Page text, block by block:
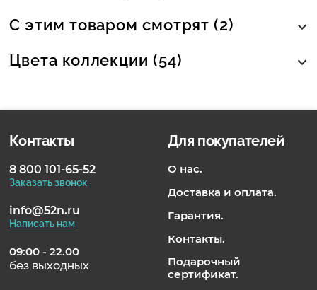
С этим товаром смотрят (2)
Цвета коллекции (54)
Контакты
8 800 101-65-52
Заказать звонок
info@52n.ru
Написать нам
09:00 - 22.00
без выходных
Для покупателей
О нас.
Доставка и оплата.
Гарантия.
Контакты.
Подарочный
сертификат.